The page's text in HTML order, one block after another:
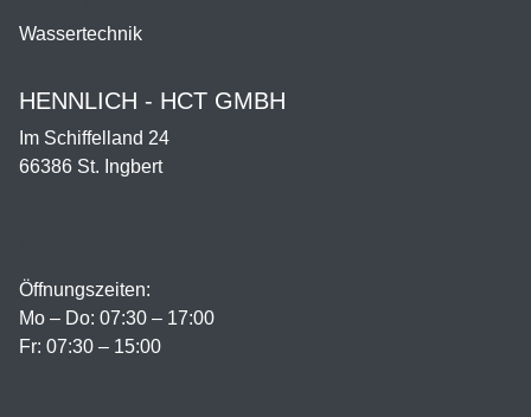
Wassertechnik
HENNLICH - HCT GMBH
Im Schiffelland 24
66386 St. Ingbert
Öffnungszeiten:
Mo – Do: 07:30 – 17:00
Fr: 07:30 – 15:00